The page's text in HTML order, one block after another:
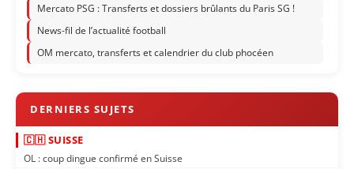
Mercato PSG : Transferts et dossiers brûlants du Paris SG !
News-fil de l’actualité football
OM mercato, transferts et calendrier du club phocéen
🇨🇭 SUISSE
OL : coup dingue confirmé en Suisse